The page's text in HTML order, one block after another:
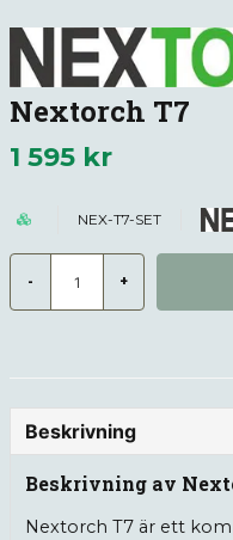
Nextorch T7
1 595 kr
NEX-T7-SET
- +
Beskrivning
Beskrivning av
Nextorch T7 är ett